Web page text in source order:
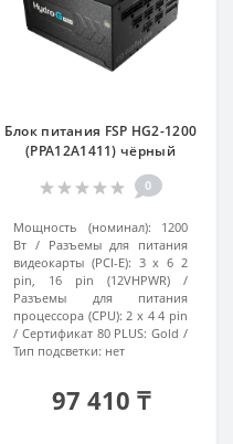
Блок питания FSP HG2-1200
(PPA12A1411) чёрный
0
Мощность (номинал):
1200
Вт
Разъемы для питания
видеокарты (PCI-E): 3 x 6 2
pin, 16 pin (12VHPWR)
Разъемы для питания
процессора (CPU): 2 x 4 4 pin
Сертификат 80 PLUS: Gold
Тип подсветки: нет
97 410 ₸